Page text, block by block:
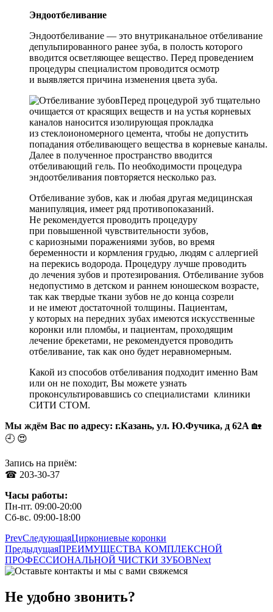
Эндоотбеливание
Эндоотбеливание — это внутриканальное отбеливание
депульпированного ранее зуба, в полость которого
вводится осветляющее вещество. Перед проведением
процедуры специалистом проводится осмотр
и выявляется причина изменения цвета зуба.
Перед процедурой зуб тщательно
очищается от красящих веществ и на устья корневых
каналов наносится изолирующая прокладка
из стеклоиономерного цемента, чтобы не допустить
попадания отбеливающего вещества в корневые каналы.
Далее в полученное пространство вводится
отбеливающий гель. По необходимости процедура
эндоотбеливания повторяется несколько раз.
Отбеливание зубов, как и любая другая медицинская
манипуляция, имеет ряд противопоказаний.
Не рекомендуется проводить процедуру
при повышенной чувствительности зубов,
с кариозными поражениями зубов, во время
беременности и кормления грудью, людям с аллергией
на перекись водорода. Процедуру лучше проводить
до лечения зубов и протезирования. Отбеливание зубов
недопустимо в детском и раннем юношеском возрасте,
так как твердые ткани зубов не до конца созрели
и не имеют достаточной толщины. Пациентам,
у которых на передних зубах имеются искусственные
коронки или пломбы, и пациентам, проходящим
лечение брекетами, не рекомендуется проводить
отбеливание, так как оно будет неравномерным.
Какой из способов отбеливания подходит именно Вам
или он не походит, Вы можете узнать
проконсультировавшись со специалистами клиники
СИТИ СТОМ.
Мы ждём Вас по адресу: г.Казань, ул. Ю.Фучика, д 62А 🏡
🕘 😍
Запись на приём:
☎ 203-30-37
Часы работы:
Пн-пт. 09:00-20:00
Сб-вс. 09:00-18:00
PrevСледующаяЦиркониевые коронки
ПредыдущаяПРЕИМУЩЕСТВА КОМПЛЕКСНОЙ
ПРОФЕССИОНАЛЬНОЙ ЧИСТКИ ЗУБОВNext
Не удобно звонить?